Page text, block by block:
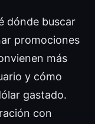
dónde buscar
promociones
más
y cómo
gastado.
con